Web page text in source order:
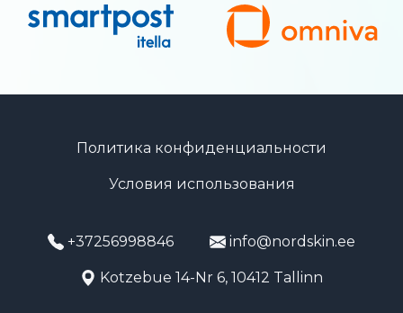
Политика конфиденциальности
Условия использования
+37256998846 info@nordskin.ee
Kotzebue 14-Nr 6, 10412 Tallinn